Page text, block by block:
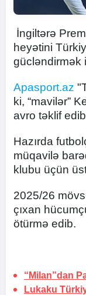
İngiltərə
heyətini
gücləndirmək
Apasport.az
ki, “mavilər”
avro təklif
Hazırda
müqavilə
klubu üçün
2025/26
çıxan
ötürmə edib.
“Milan”dan
Lukaku